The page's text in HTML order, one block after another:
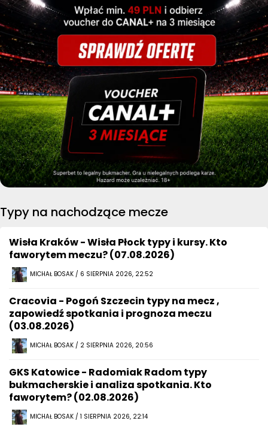
Typy na nachodzące mecze
Wisła Kraków - Wisła Płock typy i kursy. Kto
faworytem meczu? (07.08.2026)
MICHAŁ BOSAK / 6 SIERPNIA 2026, 22:52
Cracovia - Pogoń Szczecin typy na mecz ,
zapowiedź spotkania i prognoza meczu
(03.08.2026)
MICHAŁ BOSAK / 2 SIERPNIA 2026, 20:56
GKS Katowice - Radomiak Radom typy
bukmacherskie i analiza spotkania. Kto
faworytem? (02.08.2026)
MICHAŁ BOSAK / 1 SIERPNIA 2026, 22:14